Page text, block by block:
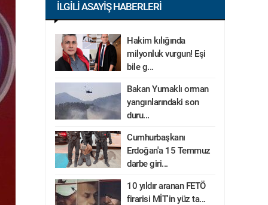
İLGILI ASAYIŞ HABERLERI
Hakim kılığında
milyonluk vurgun! Eşi
bile g...
Bakan Yumaklı orman
yangınlarındaki son
duru...
Cumhurbaşkanı
Erdoğan'a 15 Temmuz
darbe giri...
10 yıldır aranan FETÖ
firarisi MİT'in yüz ta...